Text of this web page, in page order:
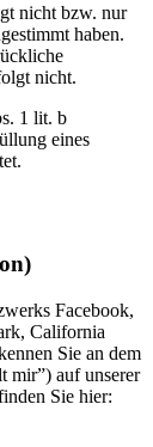
nicht bzw. nur
haben.
nicht.
1 lit. b
eines
Facebook,
California
Sie an dem
mir”) auf unserer
Sie hier: